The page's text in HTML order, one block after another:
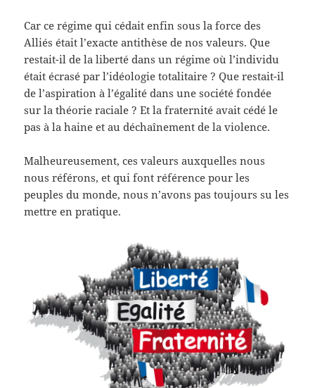
Car ce régime qui cédait enfin sous la force des
Alliés était l’exacte antithèse de nos valeurs. Que
restait-il de la liberté dans un régime où l’individu
était écrasé par l’idéologie totalitaire ? Que restait-il
de l’aspiration à l’égalité dans une société fondée
sur la théorie raciale ? Et la fraternité avait cédé le
pas à la haine et au déchaînement de la violence.
Malheureusement, ces valeurs auxquelles nous
nous référons, et qui font référence pour les
peuples du monde, nous n’avons pas toujours su les
mettre en pratique.